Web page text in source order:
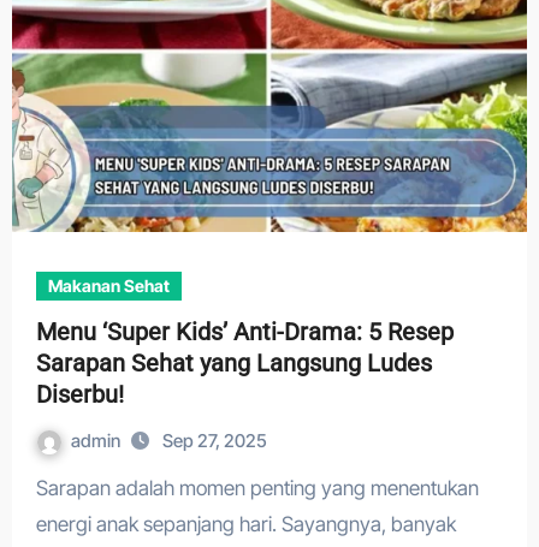
Makanan Sehat
Menu ‘Super Kids’ Anti-Drama: 5 Resep
Sarapan Sehat yang Langsung Ludes
Diserbu!
admin Sep 27, 2025
Sarapan adalah momen penting yang menentukan
energi anak sepanjang hari. Sayangnya, banyak